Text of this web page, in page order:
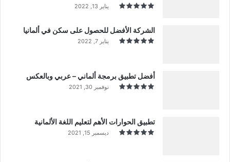
يناير 13, 2022
الشركة الأفضل للحصول على سكن في ألمانيا
يناير 7, 2022
أفضل تطبيق برمجة ألماني – عربي وبالعكس
نوفمبر 30, 2021
تطبيق الحوارات الأهم لتعليم اللغة الألمانية
ديسمبر 15, 2021